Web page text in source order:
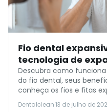
Fio dental
tecnologia de
importa
Descubra como
do fio dental, seus
conheça os fios e fitas
Dentalclean·13 de julho de